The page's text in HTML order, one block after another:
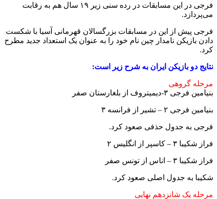
فرجی در این مسابقات در رده سنی زیر ۱۹ سال هم به رقابت
می‌پردازد.
فرجی پیش از این در مسابقات بزرگسالان قهرمانی آسیا با شکست
دادن بازیکن نامدار چین نام خود را به عنوان یک استعداد جدید مطرح
کرد.
نتایج دو بازیکن ایران به شرح زیر است:
مرحله گروهی
بنیامین فرجی ۳-دیمیتروف از بلغارستان صفر
بنیامین فرجی ۲ – تشیر از فرانسه ۳
فرجی به جدول حذفی صعود کرد.
فراز شکیبا ۳ – کاسپر از انگلیس ۲
فراز شکیبا ۳ – اناس از تونس صفر
شکیبا به جدول اصلی صعود کرد.
مرحله یک شانزدهم نهایی